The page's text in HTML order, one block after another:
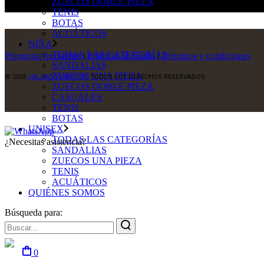
TENIS
BOTAS
ACUÁTICOS
NIÑA
TODAS LAS CATEGORÍAS
SANDALIAS
ZUECOS UNA PIEZA
ZUECOS DOBLE PIEZA
CASUALES
TENIS
BOTAS
UNISEX
TODAS LAS CATEGORÍAS
SANDALIAS
ZUECOS UNA PIEZA
TENIS
ACUÁTICOS
QUIÉNES SOMOS
Búsqueda para:
0
Preguntas frecuentes | Políticas de Envío | Términos y condiciones
© 2025 CALZADO CHICOTE, TODOS LOS DERECHOS RESERVADOS
¿Necesitas asistencia?